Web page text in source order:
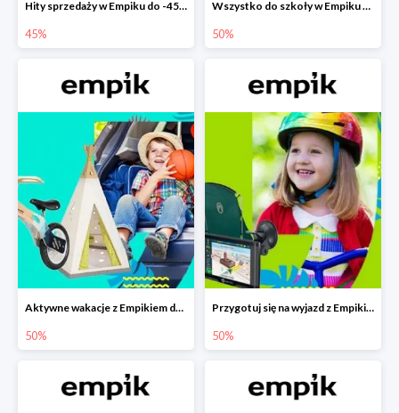
Hity sprzedaży w Empiku do -45%
45%
Wszystko do szkoły w Empiku do -50%
50%
Aktywne wakacje z Empikiem do -50%
50%
Przygotuj się na wyjazd z Empikiem - rabaty do -50%
50%